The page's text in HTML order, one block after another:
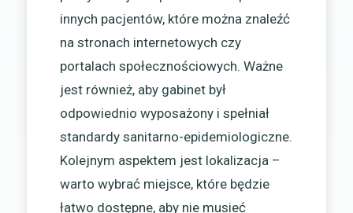
innych pacjentów, które można znaleźć
na stronach internetowych czy
portalach społecznościowych. Ważne
jest również, aby gabinet był
odpowiednio wyposażony i spełniał
standardy sanitarno-epidemiologiczne.
Kolejnym aspektem jest lokalizacja –
warto wybrać miejsce, które będzie
łatwo dostępne, aby nie musieć